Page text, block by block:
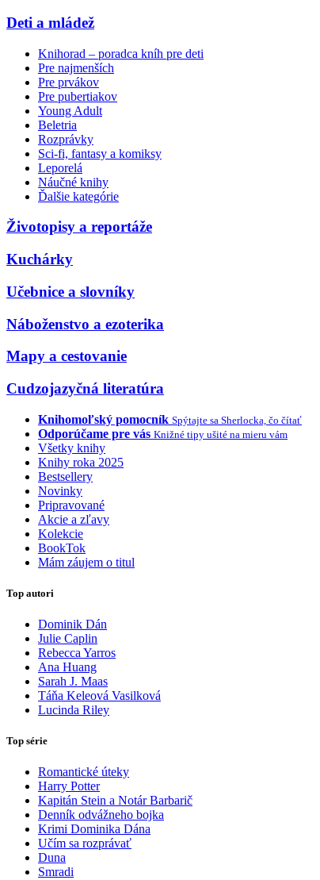
Deti a mládež
Knihorad – poradca kníh pre deti
Pre najmenších
Pre prvákov
Pre pubertiakov
Young Adult
Beletria
Rozprávky
Sci-fi, fantasy a komiksy
Leporelá
Náučné knihy
Ďalšie kategórie
Životopisy a reportáže
Kuchárky
Učebnice a slovníky
Náboženstvo a ezoterika
Mapy a cestovanie
Cudzojazyčná literatúra
Knihomoľský pomocník Spýtajte sa Sherlocka, čo čítať
Odporúčame pre vás Knižné tipy ušité na mieru vám
Všetky knihy
Knihy roka 2025
Bestsellery
Novinky
Pripravované
Akcie a zľavy
Kolekcie
BookTok
Mám záujem o titul
Top autori
Dominik Dán
Julie Caplin
Rebecca Yarros
Ana Huang
Sarah J. Maas
Táňa Keleová Vasilková
Lucinda Riley
Top série
Romantické úteky
Harry Potter
Kapitán Stein a Notár Barbarič
Denník odvážneho bojka
Krimi Dominika Dána
Učím sa rozprávať
Duna
Smradi